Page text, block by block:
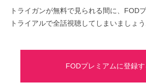
トライガンが無料で見られる間に、FOD
トライアルで全話視聴してしまいましょう
FODプレミアムに登録